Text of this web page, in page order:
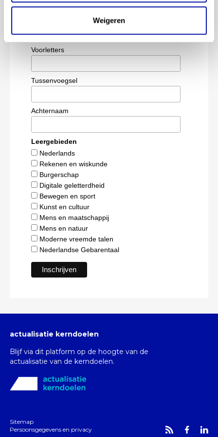
Weigeren
*zijn verplicht
Voorletters
Tussenvoegsel
Achternaam
Leergebieden
Nederlands
Rekenen en wiskunde
Burgerschap
Digitale geletterdheid
Bewegen en sport
Kunst en cultuur
Mens en maatschappij
Mens en natuur
Moderne vreemde talen
Nederlandse Gebarentaal
actualisatie kerndoelen
Blijf via dit platform op de hoogte van de
actualisatie van de kerndoelen.
Sitemap
Persoonsgegevens en privacy